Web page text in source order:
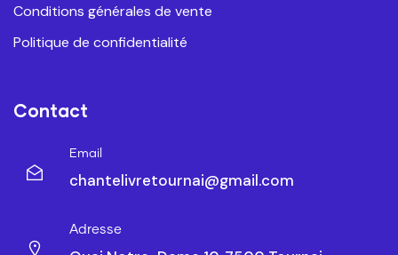
Conditions générales de vente
Politique de confidentialité
Contact
Email
chantelivretournai@gmail.com
Adresse